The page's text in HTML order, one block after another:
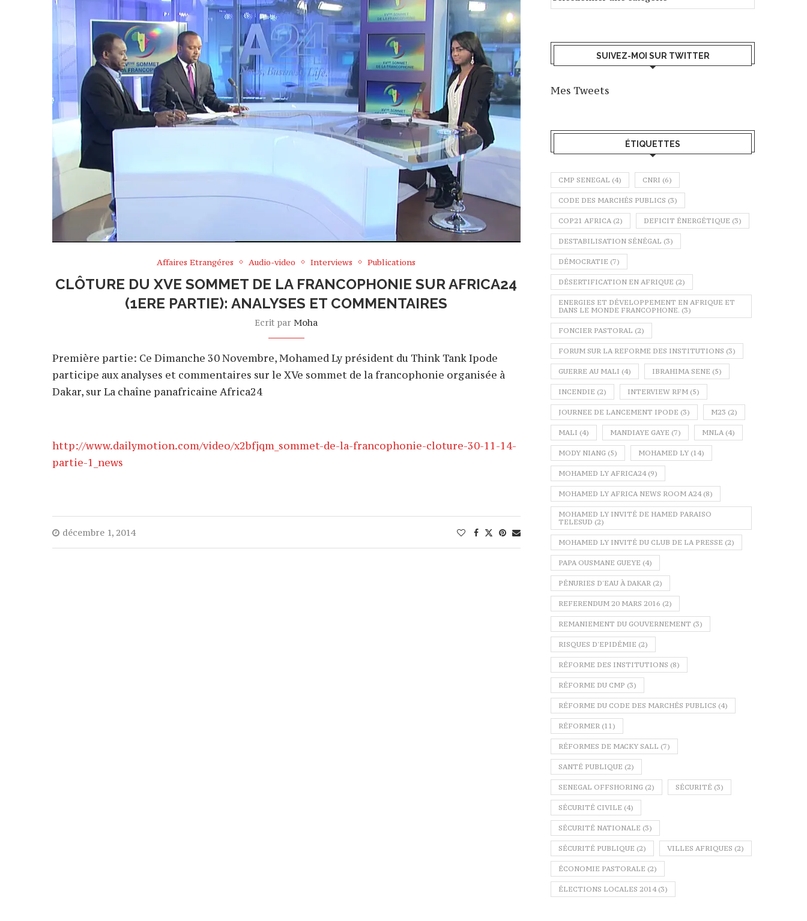
Affaires Etrangéres Audio-video Interviews Publications
CLÔTURE DU XVE SOMMET DE LA FRANCOPHONIE SUR AFRICA24
(1ERE PARTIE): ANALYSES ET COMMENTAIRES
Ecrit parMoha
Première partie: Ce Dimanche 30 Novembre, Mohamed Ly président du Think Tank Ipode
participe aux analyses et commentaires sur le XVe sommet de la francophonie organisée à
Dakar, sur La chaîne panafricaine Africa24
http://www.dailymotion.com/video/x2bfjqm_sommet-de-la-francophonie-cloture-30-11-14-
partie-1_news
décembre 1, 2014
SUIVEZ-MOI SUR TWITTER
Mes Tweets
ÉTIQUETTES
CMP SENEGAL (4) CNRI (6)
CODE DES MARCHÉS PUBLICS (3)
COP21 AFRICA (2) DEFICIT ÉNERGÉTIQUE (3)
DESTABILISATION SÉNÉGAL (3)
DÉMOCRATIE (7)
DÉSERTIFICATION EN AFRIQUE (2)
ENERGIES ET DÉVELOPPEMENT EN AFRIQUE ET
DANS LE MONDE FRANCOPHONE. (3)
FONCIER PASTORAL (2)
FORUM SUR LA REFORME DES INSTITUTIONS (3)
GUERRE AU MALI (4) IBRAHIMA SENE (5)
INCENDIE (2) INTERVIEW RFM (5)
JOURNEE DE LANCEMENT IPODE (3) M23 (2)
MALI (4) MANDIAYE GAYE (7) MNLA (4)
MODY NIANG (5) MOHAMED LY (14)
MOHAMED LY AFRICA24(9)
MOHAMED LY AFRICA NEWS ROOM A24(8)
MOHAMED LY INVITÉ DE HAMED PARAISO
TELESUD (2)
MOHAMED LY INVITÉ DU CLUB DE LA PRESSE (2)
PAPA OUSMANE GUEYE (4)
PÉNURIES D'EAU À DAKAR (2)
REFERENDUM 20 MARS 2016 (2)
REMANIEMENT DU GOUVERNEMENT (3)
RISQUES D'EPIDÉMIE (2)
RÉFORME DES INSTITUTIONS (8)
RÉFORME DU CMP (3)
RÉFORME DU CODE DES MARCHÉS PUBLICS (4)
RÉFORMER (11)
RÉFORMES DE MACKY SALL (7)
SANTÉ PUBLIQUE (2)
SENEGAL OFFSHORING (2) SÉCURITÉ (3)
SÉCURITÉ CIVILE (4)
SÉCURITÉ NATIONALE (3)
SÉCURITÉ PUBLIQUE (2) VILLES AFRIQUES (2)
ÉCONOMIE PASTORALE (2)
ÉLECTIONS LOCALES 2014(3)